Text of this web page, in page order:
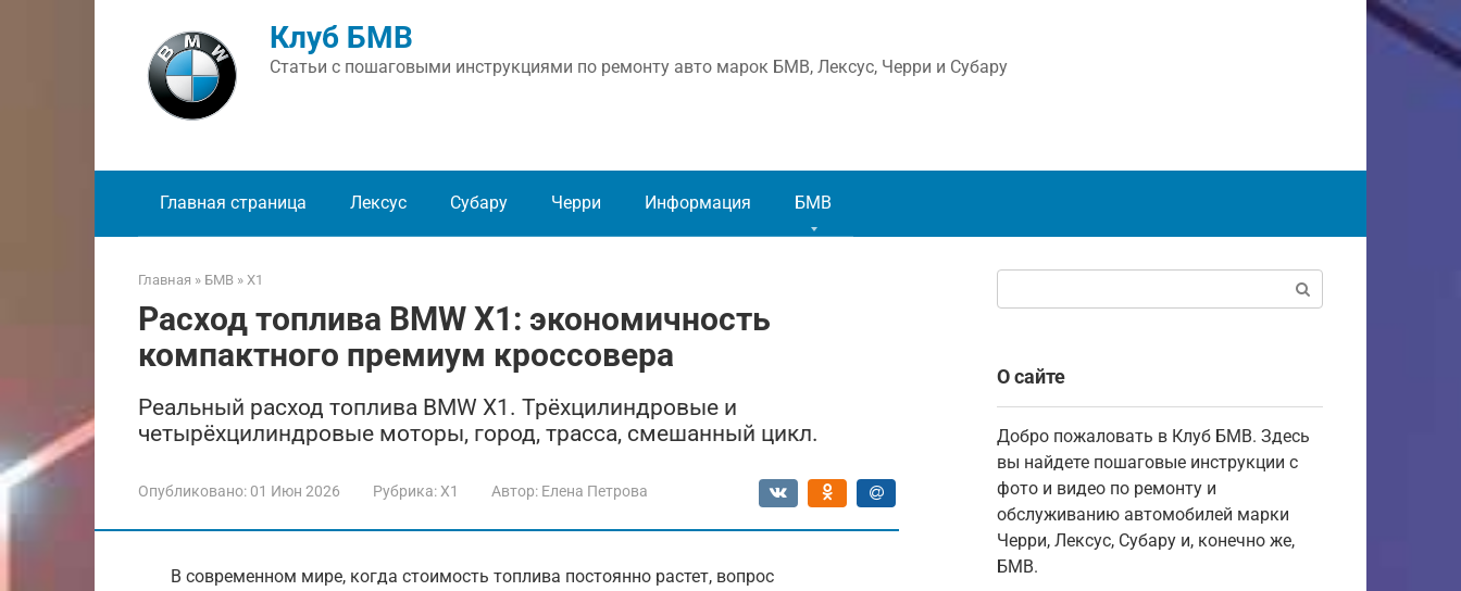
Клуб БМВ
Статьи с пошаговыми инструкциями по ремонту авто марок БМВ, Лексус, Черри и Субару
Главная страница Лексус Субару Черри Информация БМВ
Главная » БМВ » X1
Расход топлива BMW X1: экономичность
компактного премиум кроссовера
Реальный расход топлива BMW X1. Трёхцилиндровые и
четырёхцилиндровые моторы, город, трасса, смешанный цикл.
Опубликовано: 01 Июн 2026 Рубрика: X1 Автор: Елена Петрова
В современном мире, когда стоимость топлива постоянно растет, вопрос
О сайте
Добро пожаловать в Клуб БМВ. Здесь
вы найдете пошаговые инструкции с
фото и видео по ремонту и
обслуживанию автомобилей марки
Черри, Лексус, Субару и, конечно же,
БМВ.